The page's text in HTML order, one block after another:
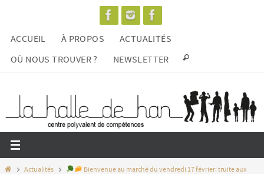
contenu
ACCUEIL À PROPOS
ACTUALITÉS
OÙ NOUS TROUVER ?
NEWSLETTER
HomeActualités
Bienvenue au marché du vendredi 17 février: truite aux